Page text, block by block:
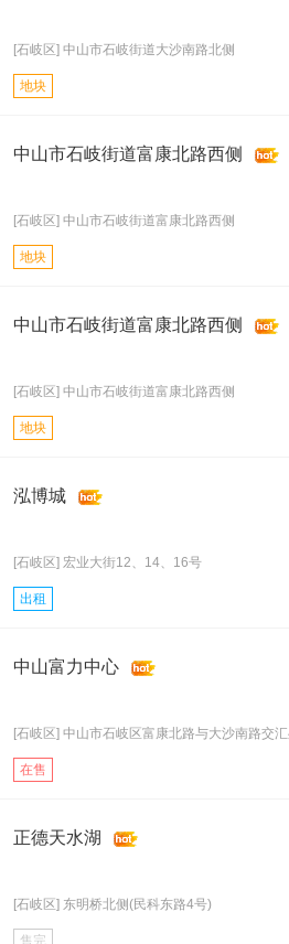
[石岐区] 中山市石岐街道大沙南路北侧
地块
中山市石岐街道富康北路西侧
[石岐区] 中山市石岐街道富康北路西侧
地块
中山市石岐街道富康北路西侧
[石岐区] 中山市石岐街道富康北路西侧
地块
泓博城
[石岐区] 宏业大街12、14、16号
出租
中山富力中心
[石岐区] 中山市石岐区富康北路与大沙南路交
在售
正德天水湖
[石岐区] 东明桥北侧(民科东路4号)
售完